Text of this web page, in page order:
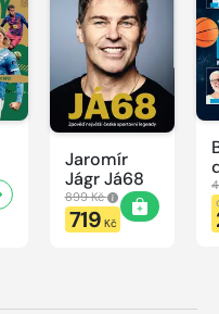
Jaromír
Jágr Já68
899 Kč
719 Kč